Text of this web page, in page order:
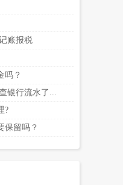
账报税
吗？
银行流水了...
?
保留吗？